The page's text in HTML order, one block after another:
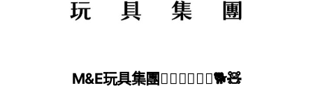
M&E玩具集團🙋🏻‍♂️🙋🏻‍♀️🐕🧸